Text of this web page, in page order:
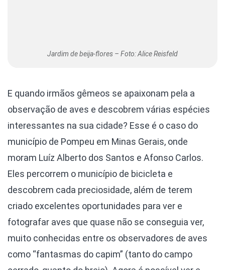
Jardim de beija-flores – Foto: Alice Reisfeld
E quando irmãos gêmeos se apaixonam pela a
observação de aves e descobrem várias espécies
interessantes na sua cidade? Esse é o caso do
município de Pompeu em Minas Gerais, onde
moram Luíz Alberto dos Santos e Afonso Carlos.
Eles percorrem o município de bicicleta e
descobrem cada preciosidade, além de terem
criado excelentes oportunidades para ver e
fotografar aves que quase não se conseguia ver,
muito conhecidas entre os observadores de aves
como “fantasmas do capim” (tanto do campo